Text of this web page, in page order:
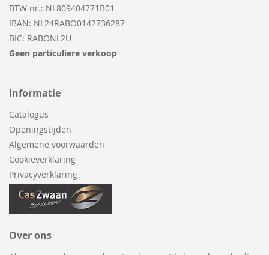
BTW nr.: NL809404771B01
IBAN: NL24RABO0142736287
BIC: RABONL2U
Geen particuliere verkoop
Informatie
Catalogus
Openingstijden
Algemene voorwaarden
Cookieverklaring
Privacyverklaring
Over ons